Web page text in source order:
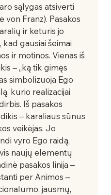
sąlygas atsiverti
von Franz). Pasakos
ir keturis jo
kad gausiai šeimai
ir motinos. Vienas iš
– „ką tik gimęs
simbolizuoja Ego
kurio realizacijai
Iš pasakos
– karaliaus sūnus
veikėjas. Jo
vyro Ego raidą,
naujų elementų
pasakos linija –
per Animos –
jausmų,